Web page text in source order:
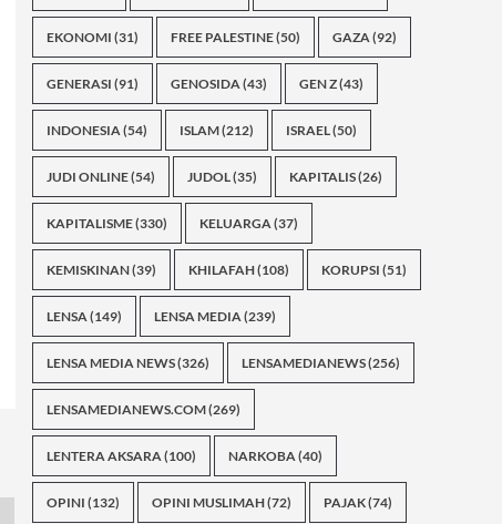
EKONOMI (31) FREE PALESTINE(50) GAZA(92)
GENERASI (91) GENOSIDA(43) GEN Z(43)
INDONESIA(54) ISLAM(212) ISRAEL(50)
JUDI ONLINE(54) JUDOL(35) KAPITALIS(26)
KAPITALISME(330) KELUARGA(37)
KEMISKINAN(39) KHILAFAH(108) KORUPSI (51)
LENSA(149) LENSA MEDIA(239)
LENSA MEDIA NEWS(326) LENSAMEDIANEWS(256)
LENSAMEDIANEWS.COM(269)
LENTERA AKSARA(100) NARKOBA(40)
OPINI (132) OPINI MUSLIMAH(72) PAJAK(74)